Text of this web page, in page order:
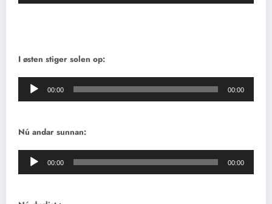
I østen stiger solen op:
Lydafspiller
00:00 00:00
Nú andar sunnan:
Lydafspiller
00:00 00:00